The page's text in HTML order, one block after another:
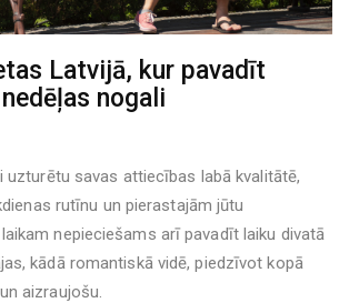
Latvijā, kur pavadīt
nogali
uzturētu savas attiecības labā kvalitātē,
rutīnu un pierastajām jūtu
nepieciešams arī pavadīt laiku divatā
kādā romantiskā vidē, piedzīvot kopā
aizraujošu.